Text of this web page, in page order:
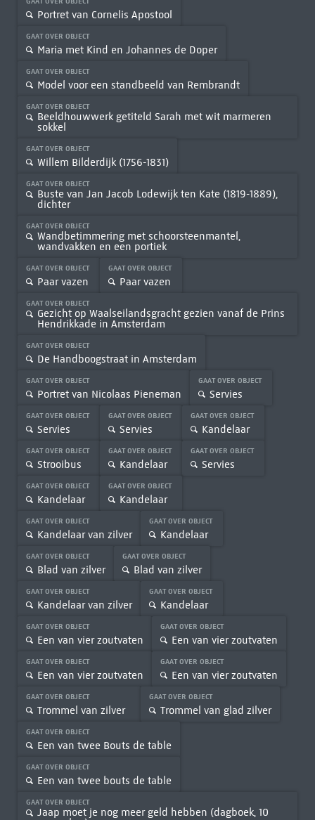
Portret van Cornelis Apostool
GAAT OVER OBJECT
Maria met Kind en Johannes de Doper
GAAT OVER OBJECT
Model voor een standbeeld van Rembrandt
GAAT OVER OBJECT
Beeldhouwwerk getiteld Sarah met wit marmeren
sokkel
GAAT OVER OBJECT
Willem Bilderdijk (1756-1831)
GAAT OVER OBJECT
Buste van Jan Jacob Lodewijk ten Kate (1819-1889),
dichter
GAAT OVER OBJECT
Wandbetimmering met schoorsteenmantel,
wandvakken en een portiek
GAAT OVER OBJECT
Paar vazen
GAAT OVER OBJECT
Paar vazen
GAAT OVER OBJECT
Gezicht op Waalseilandsgracht gezien vanaf de Prins
Hendrikkade in Amsterdam
GAAT OVER OBJECT
De Handboogstraat in Amsterdam
GAAT OVER OBJECT
Portret van Nicolaas Pieneman
GAAT OVER OBJECT
Servies
GAAT OVER OBJECT
Servies
GAAT OVER OBJECT
Servies
GAAT OVER OBJECT
Kandelaar
GAAT OVER OBJECT
Strooibus
GAAT OVER OBJECT
Kandelaar
GAAT OVER OBJECT
Servies
GAAT OVER OBJECT
Kandelaar
GAAT OVER OBJECT
Kandelaar
GAAT OVER OBJECT
Kandelaar van zilver
GAAT OVER OBJECT
Kandelaar
GAAT OVER OBJECT
Blad van zilver
GAAT OVER OBJECT
Blad van zilver
GAAT OVER OBJECT
Kandelaar van zilver
GAAT OVER OBJECT
Kandelaar
GAAT OVER OBJECT
Een van vier zoutvaten
GAAT OVER OBJECT
Een van vier zoutvaten
GAAT OVER OBJECT
Een van vier zoutvaten
GAAT OVER OBJECT
Een van vier zoutvaten
GAAT OVER OBJECT
Trommel van zilver
GAAT OVER OBJECT
Trommel van glad zilver
GAAT OVER OBJECT
Een van twee Bouts de table
GAAT OVER OBJECT
Een van twee bouts de table
GAAT OVER OBJECT
Jaap moet je nog meer geld hebben (dagboek, 10